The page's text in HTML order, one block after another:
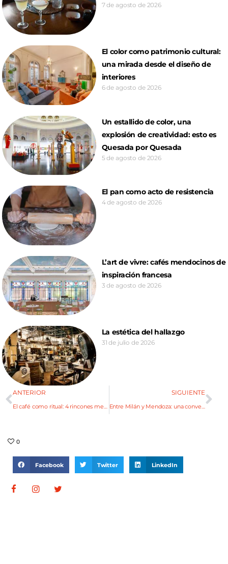
7 de agosto de 2026
El color como patrimonio cultural:
una mirada desde el diseño de
interiores
6 de agosto de 2026
Un estallido de color, una
explosión de creatividad: esto es
Quesada por Quesada
5 de agosto de 2026
El pan como acto de resistencia
4 de agosto de 2026
L’art de vivre: cafés mendocinos de
inspiración francesa
3 de agosto de 2026
La estética del hallazgo
31 de julio de 2026
ANTERIOR SIGUIENTE
0
Facebook Twitter LinkedIn